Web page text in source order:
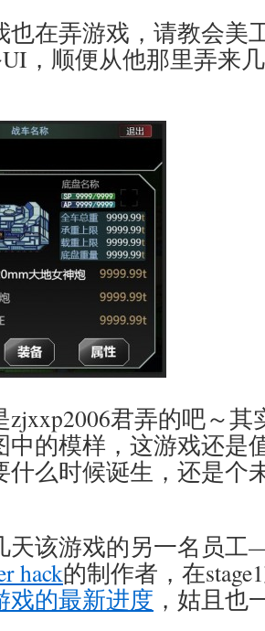
也在弄游戏，请教会美
，顺便从他那里弄来
zjxxp2006君弄的吧～
中的模样，这游戏还是
什么时候诞生，还是个
天该游戏的另一名员
hack的制作者，在
戏的最新进度 ，姑且也